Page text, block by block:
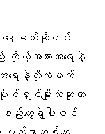
ပနေမယ်ဆိုရင်
ကိုယ့်အသားအရေနဲ့
အရေနဲ့လိုက်ဖက်
ရှင်မျိုးလဲဆိုတာ
ည်းတွေရဲ့ပါဝင်